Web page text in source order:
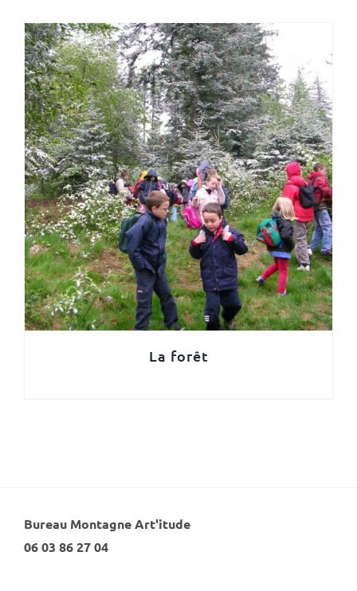
La forêt
Bureau Montagne Art'itude
06 03 86 27 04